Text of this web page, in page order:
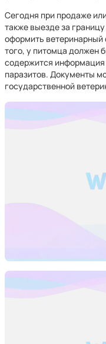
Сегодня при продаже
также выезде за
оформить
того, у питомца должен
содержится информация
паразитов. Документы
государственной